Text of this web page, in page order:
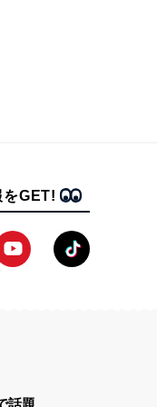
をGET!
話題